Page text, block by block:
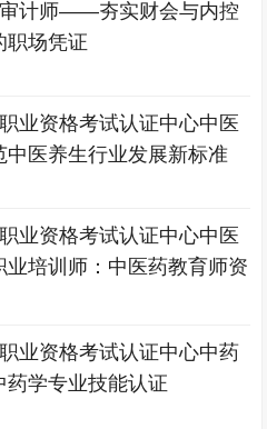
计师——夯实财会与内控
职场凭证
业资格考试认证中心中医
中医养生行业发展新标准
业资格考试认证中心中医
业培训师：中医药教育师资
业资格考试认证中心中药
药学专业技能认证